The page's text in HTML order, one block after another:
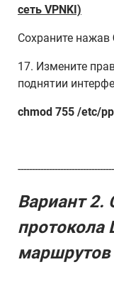
сеть VPNKI)
Сохраните нажав
17. Измените
поднятии
chmod 755 /etc/
Вариант 2.
протокола
маршрутов